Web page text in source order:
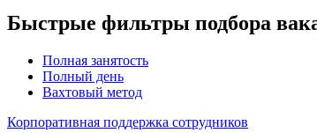
Быстрые фильтры подбора
Полная занятость
Полный день
Вахтовый метод
Корпоративная поддержка сотрудников